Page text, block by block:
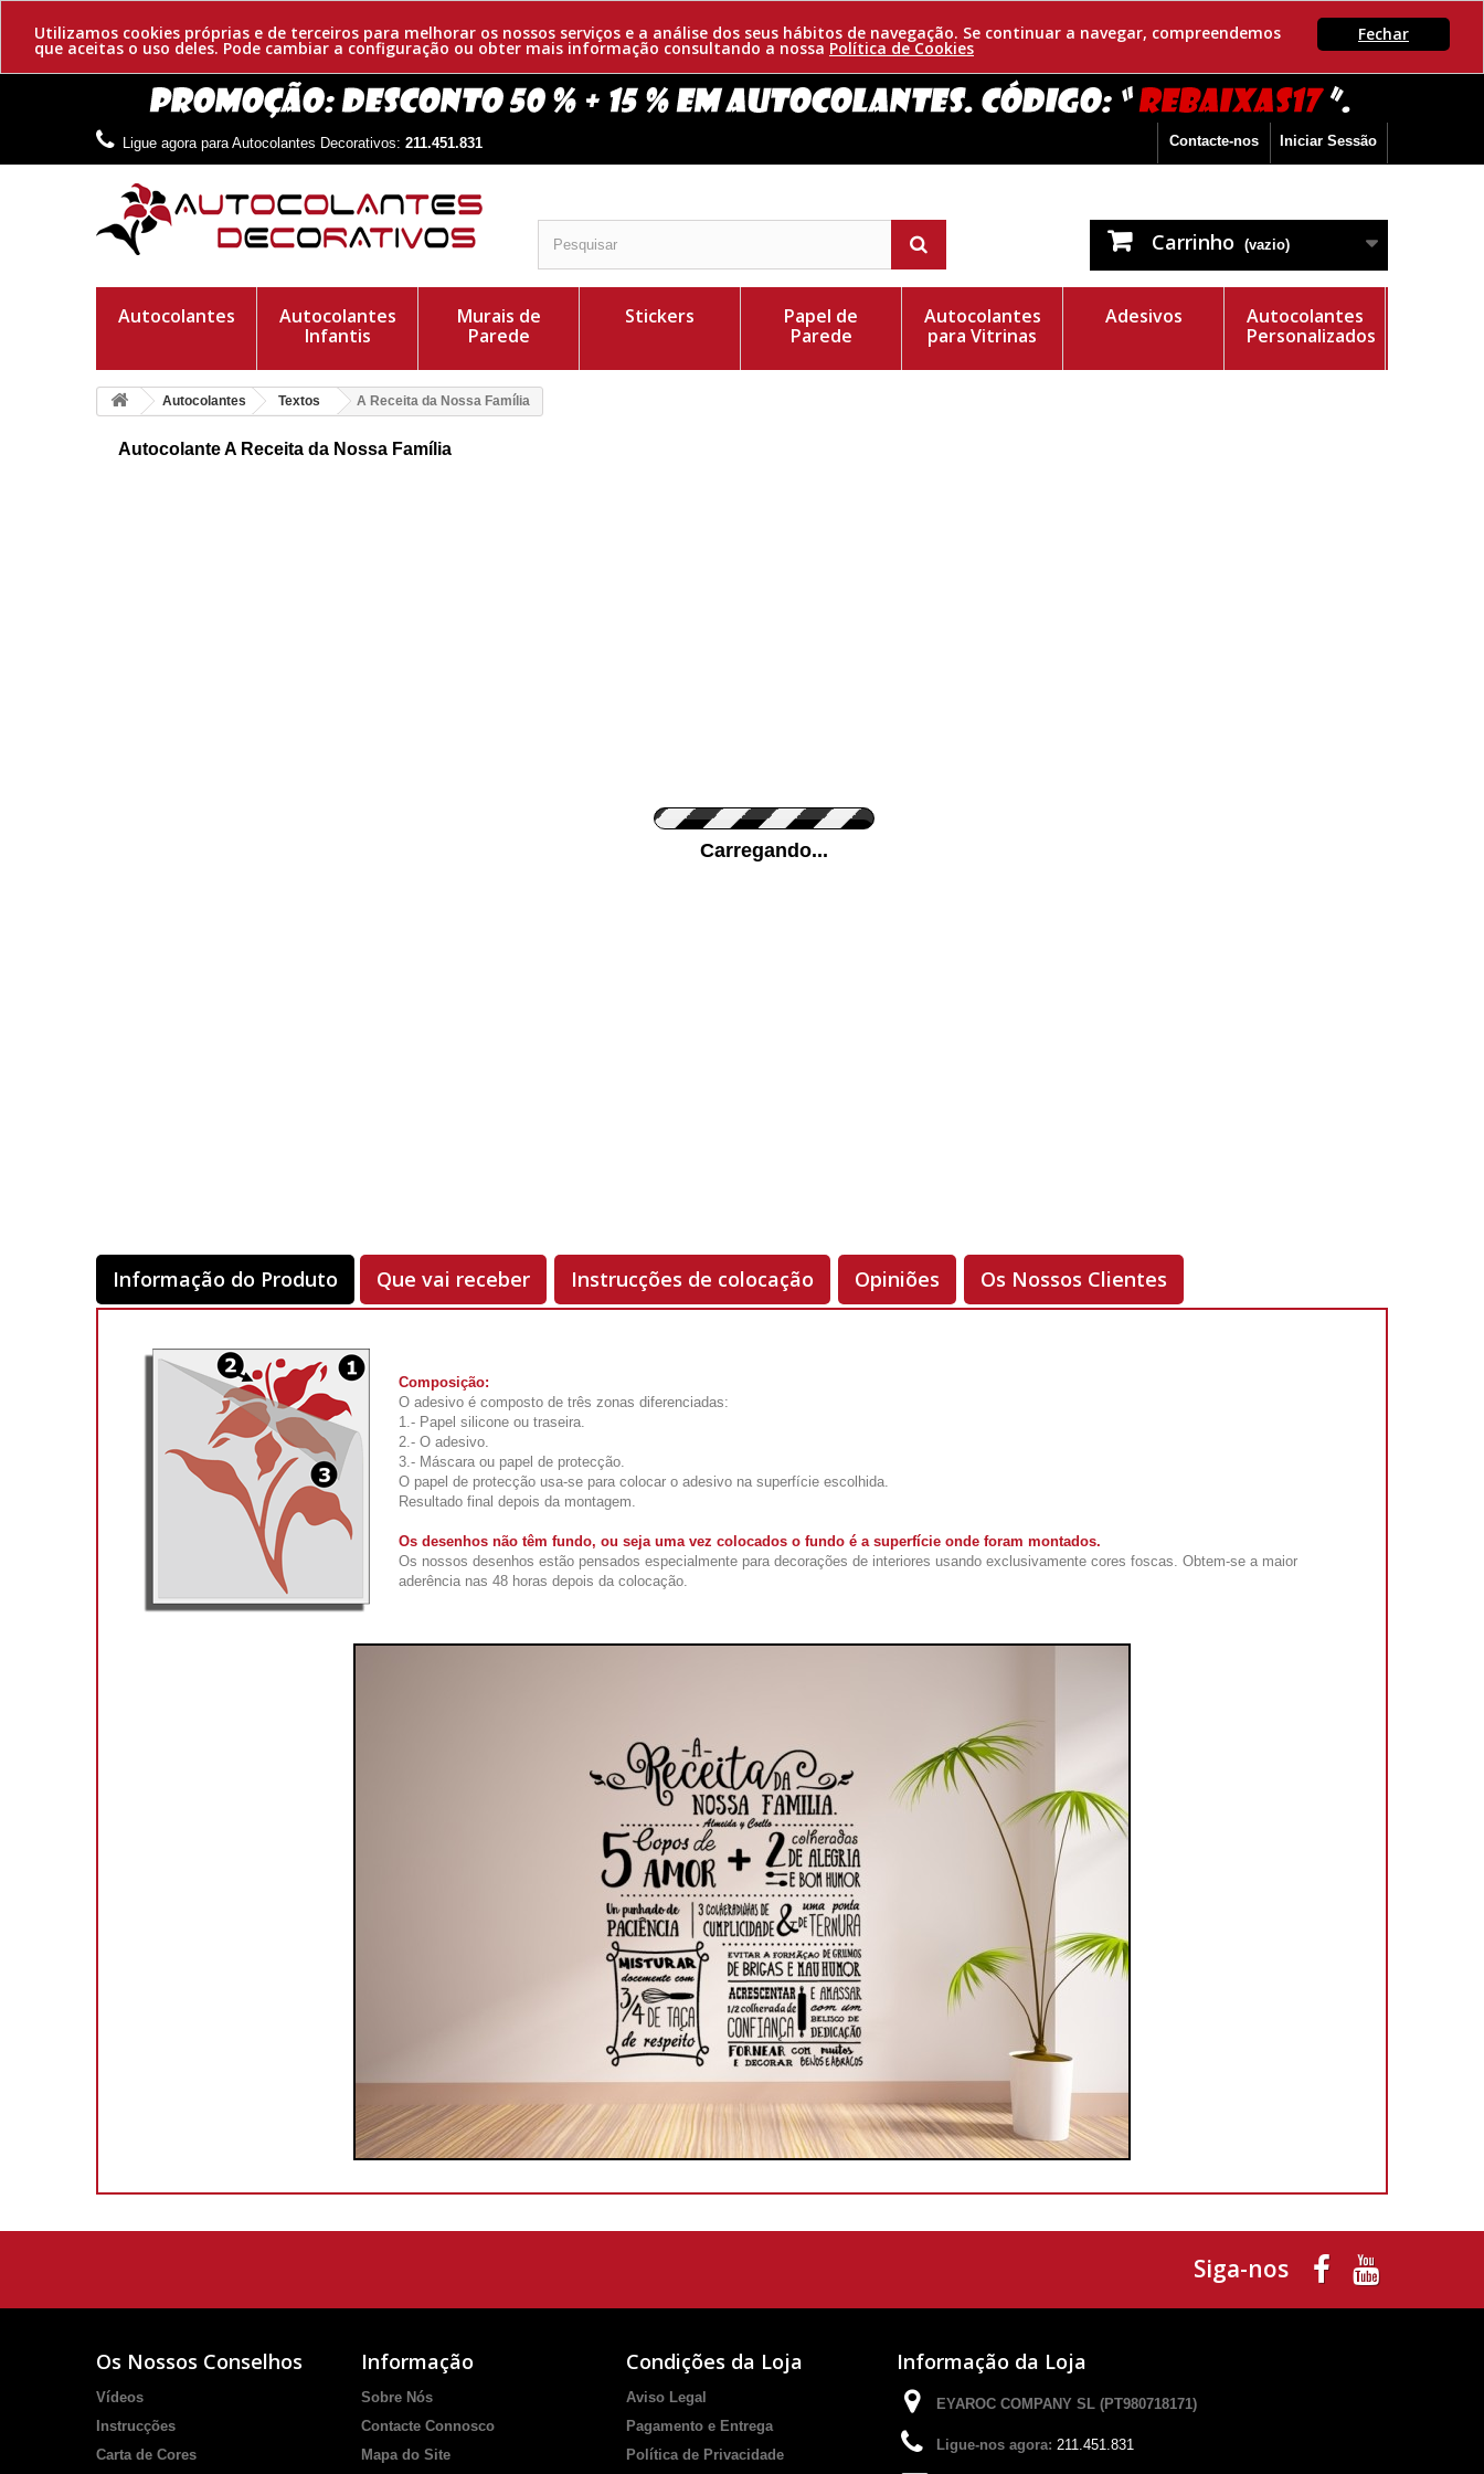
Fechar
Utilizamos cookies próprias e de terceiros para melhorar os nossos serviços e a análise dos seus hábitos de navegação. Se continuar a navegar, compreendemos
que aceitas o uso deles. Pode cambiar a configuração ou obter mais informação consultando a nossa Política de Cookies
Iniciar Sessão
Contacte-nos
Ligue agora para Autocolantes Decorativos: 211.451.831
Carrinho (vazio)
Autocolantes
Autocolantes
Infantis
Murais de
Parede
Stickers
Papel de
Parede
Autocolantes
para Vitrinas
Adesivos
Autocolantes
Personalizados
Autocolantes Textos A Receita da Nossa Família
Autocolante A Receita da Nossa Família
Carregando...
Ponha a sua foto como Fundo
Informação do Produto Que vai receber Instrucções de colocação Opiniões Os Nossos Clientes
Composição:
O adesivo é composto de três zonas diferenciadas:
1.- Papel silicone ou traseira.
2.- O adesivo.
3.- Máscara ou papel de protecção.
O papel de protecção usa-se para colocar o adesivo na superfície escolhida.
Resultado final depois da montagem.
Os desenhos não têm fundo, ou seja uma vez colocados o fundo é a superfície onde foram montados.
Os nossos desenhos estão pensados especialmente para decorações de interiores usando exclusivamente cores foscas. Obtem-se a maior
aderência nas 48 horas depois da colocação.
Siga-nos
Os Nossos Conselhos
Vídeos
Instrucções
Carta de Cores
Informação
Sobre Nós
Contacte Connosco
Mapa do Site
Condições da Loja
Aviso Legal
Pagamento e Entrega
Política de Privacidade
Informação da Loja
EYAROC COMPANY SL (PT980718171)
Ligue-nos agora: 211.451.831